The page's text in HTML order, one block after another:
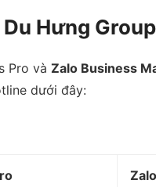
Hưng
Pro và Zalo Business
dưới đây: